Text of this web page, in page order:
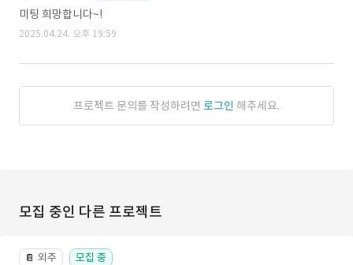
미팅 희망합니다~!
2025.04.24. 오후 19:59
프로젝트 문의를 작성하려면 로그인 해주세요.
모집 중인 다른 프로젝트
📔 외주 모집 중